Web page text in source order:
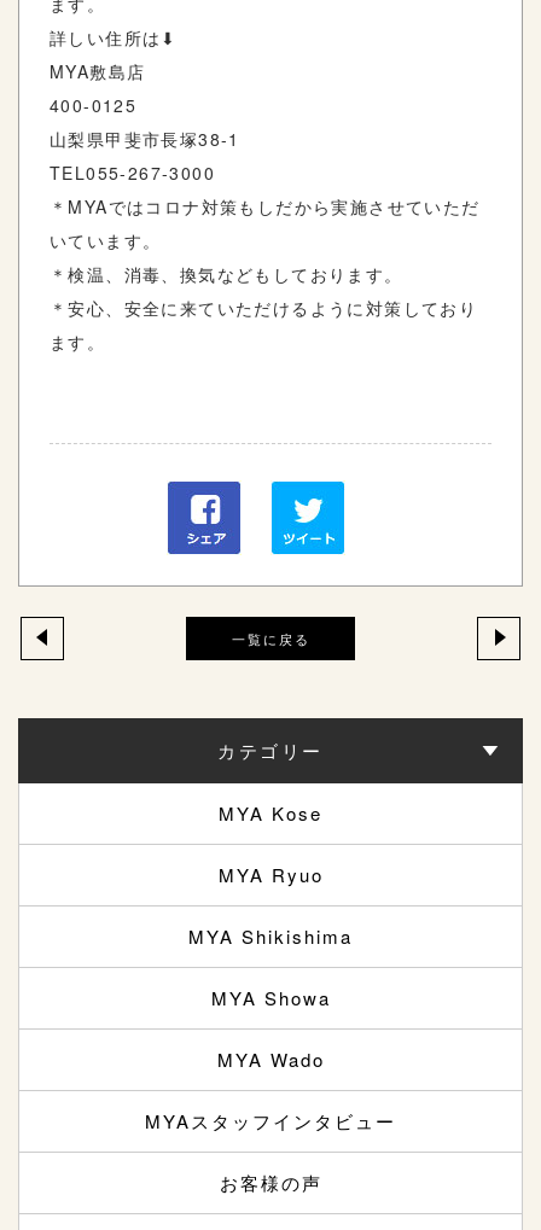
詳しい住所は ⬇︎
MYA敷島店
400-0125
山梨県甲斐市長塚38-1
TEL055-267-3000
＊ MYAではコロナ対策もしだから実施させていただ
いています。
＊検温、消毒、換気などもしております。
＊安心、安全に来ていただけるように対策しており
ます。
一覧に戻る
カテゴリー
MYA Kose
MYA Ryuo
MYA Shikishima
MYA Showa
MYA Wado
MYAスタッフインタビュー
お客様の声